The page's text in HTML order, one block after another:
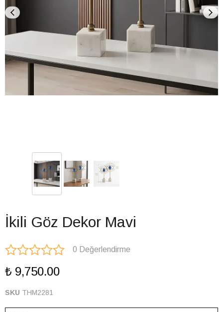
İkili Göz Dekor Mavi
0 Değerlendirme
₺ 9,750.00
SKU THM2281